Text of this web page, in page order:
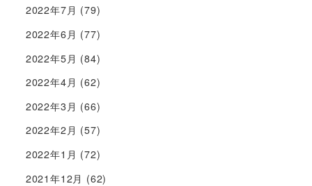
2022年7月 (79)
2022年6月 (77)
2022年5月 (84)
2022年4月 (62)
2022年3月 (66)
2022年2月 (57)
2022年1月 (72)
2021年12月 (62)